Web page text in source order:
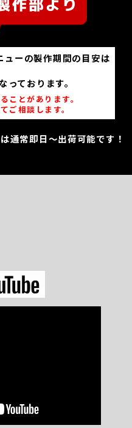
ューの製作期間の目安は
っております。
ことがあります。
ご相談します。
通常即日～出荷可能です！